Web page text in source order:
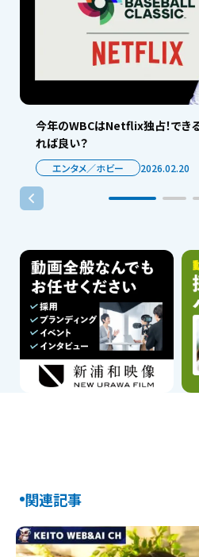
今年のWBCはNetflix独占！でき
れば良い？
エンタメ／ホビー 2026.02.20
関連記事